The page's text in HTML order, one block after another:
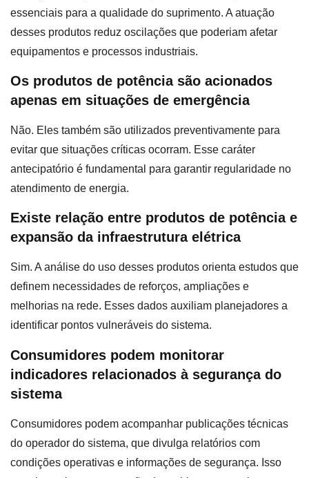
essenciais para a qualidade do suprimento. A atuação
desses produtos reduz oscilações que poderiam afetar
equipamentos e processos industriais.
Os produtos de potência são acionados
apenas em situações de emergência
Não. Eles também são utilizados preventivamente para
evitar que situações críticas ocorram. Esse caráter
antecipatório é fundamental para garantir regularidade no
atendimento de energia.
Existe relação entre produtos de potência e
expansão da infraestrutura elétrica
Sim. A análise do uso desses produtos orienta estudos que
definem necessidades de reforços, ampliações e
melhorias na rede. Esses dados auxiliam planejadores a
identificar pontos vulneráveis do sistema.
Consumidores podem monitorar
indicadores relacionados à segurança do
sistema
Consumidores podem acompanhar publicações técnicas
do operador do sistema, que divulga relatórios com
condições operativas e informações de segurança. Isso